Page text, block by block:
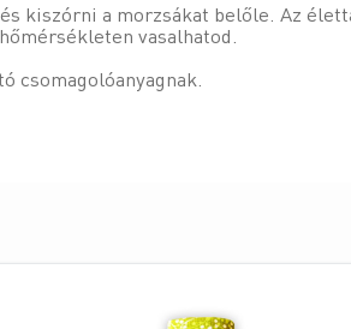
kiszórni a morzsákat belőle. Az
vasalhatod.
csomagolóanyagnak.